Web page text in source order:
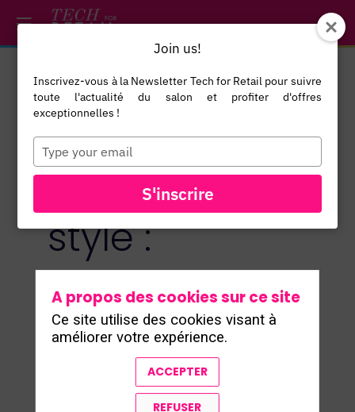
La data au
service du
style :
comment
AMI Paris
A propos des cookies sur ce site
Ce site utilise des cookies visant à
améliorer votre expérience.
ACCEPTER
REFUSER
*/
Join us!
Inscrivez-vous à la Newsletter Tech for Retail pour suivre
toute l'actualité du salon et profiter d'offres
exceptionnelles !
Type
your
email
S'inscrire